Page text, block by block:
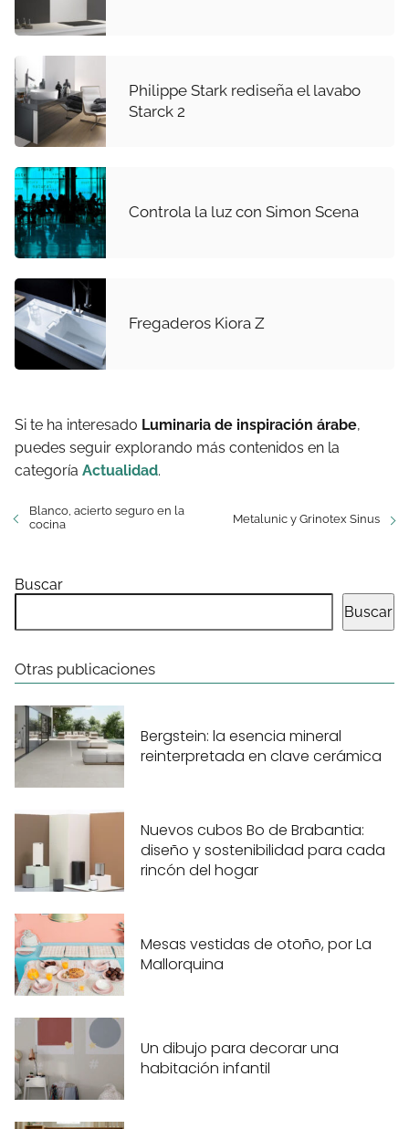
Philippe Stark rediseña el lavabo
Starck 2
Controla la luz con Simon Scena
Fregaderos Kiora Z
Si te ha interesado Luminaria de inspiración árabe,
puedes seguir explorando más contenidos en la
categoría Actualidad.
Blanco, acierto seguro en la
cocina
Metalunic y Grinotex Sinus
Buscar
Buscar
Otras publicaciones
Bergstein: la esencia mineral
reinterpretada en clave cerámica
Nuevos cubos Bo de Brabantia:
diseño y sostenibilidad para cada
rincón del hogar
Mesas vestidas de otoño, por La
Mallorquina
Un dibujo para decorar una
habitación infantil